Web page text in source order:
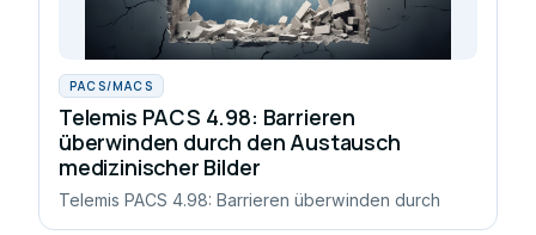
PACS/MACS
Telemis PACS 4.98: Barrieren
überwinden durch den Austausch
medizinischer Bilder
Telemis PACS 4.98: Barrieren überwinden durch